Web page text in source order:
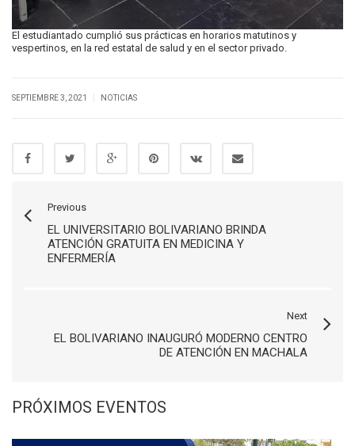
El estudiantado cumplió sus prácticas en horarios matutinos y
vespertinos, en la red estatal de salud y en el sector privado.
SEPTIEMBRE 3, 2021 NOTICIAS
Previous
EL UNIVERSITARIO BOLIVARIANO BRINDA
ATENCIÓN GRATUITA EN MEDICINA Y
ENFERMERÍA
Next
EL BOLIVARIANO INAUGURÓ MODERNO CENTRO
DE ATENCIÓN EN MACHALA
PRÓXIMOS EVENTOS